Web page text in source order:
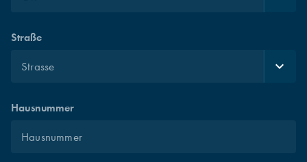
Straße
Hausnummer